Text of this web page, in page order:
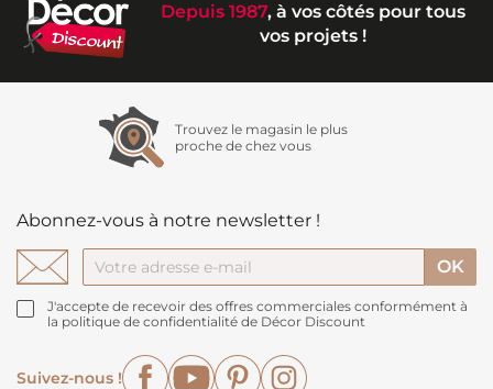
Depuis 1987, à vos côtés pour tous
vos projets !
Trouvez le magasin le plus
proche de chez vous
Abonnez-vous à notre newsletter !
J'accepte de recevoir des offres commerciales conformément à
la politique de confidentialité de Décor Discount
Suivez-nous !
FacebookYouTubePinterest